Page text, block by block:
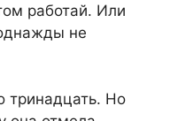
работай. Или
не
тринадцать. Но